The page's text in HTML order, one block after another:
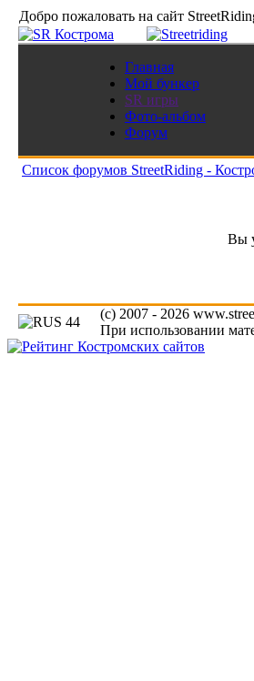
Добро пожаловать на сайт
Главная
Мой бункер
SR игры
Фото-альбом
Форум
Список форумов StreetRiding -
Вы
(c) 2007 - 2026
При использовании